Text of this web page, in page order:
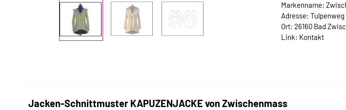
Markenname:
Adresse: Tulpenweg
Ort: 26160 Bad
Link: Kontakt
Jacken-Schnittmuster KAPUZENJACKE von Zwischenmass